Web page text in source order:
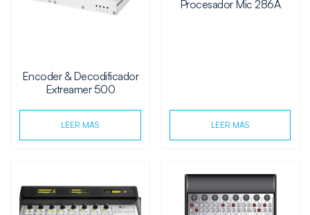
Encoder & Decodificador
Extreamer 500
LEER MÁS
Procesador Mic 286A
LEER MÁS